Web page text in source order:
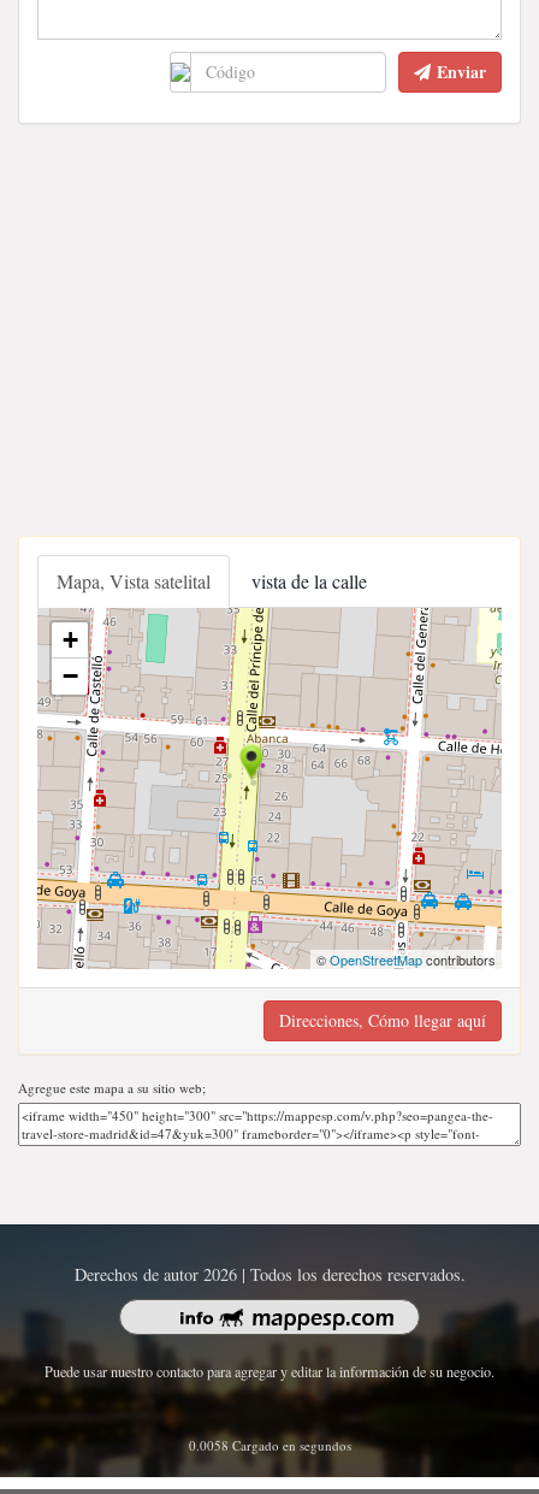
Enviar
Mapa, Vista satelital vista de la calle
+
−
©OpenStreetMapcontributors
Direcciones, Cómo llegar aquí
Agregue este mapa a su sitio web;
Derechos de autor 2026 | Todos los derechos reservados.
Puede usar nuestro contacto para agregar y editar la información de su negocio.
0.0058 Cargado en segundos